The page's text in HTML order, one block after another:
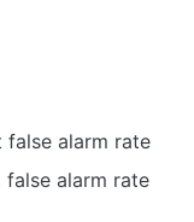
false alarm rate
alarm rate